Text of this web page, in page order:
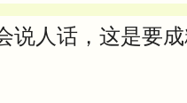
说人话，这是要